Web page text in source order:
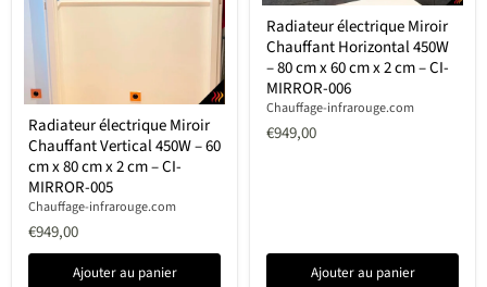
Radiateur
électrique
Miroir
Chauffant
Vertical
450W
–
60
cm
Radiateur électrique Miroir
Chauffant Vertical 450W – 60
cm x 80 cm x 2 cm – CI-
MIRROR-005
Chauffage-infrarouge.com
€949,00
Ajouter au panier
Radiateur
électrique
Miroir
Chauffant
Horizontal
450W
–
80
cm
Radiateur électrique Miroir
Chauffant Horizontal 450W
– 80 cm x 60 cm x 2 cm – CI-
MIRROR-006
Chauffage-infrarouge.com
€949,00
Ajouter au panier